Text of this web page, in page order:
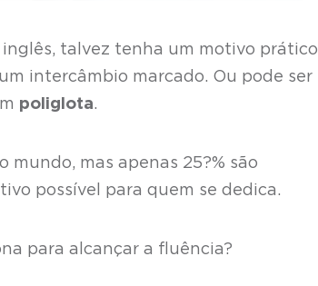
talvez tenha um motivo prático
intercâmbio marcado. Ou pode ser
poliglota.
mundo, mas apenas 25?% são
possível para quem se dedica.
para alcançar a fluência?